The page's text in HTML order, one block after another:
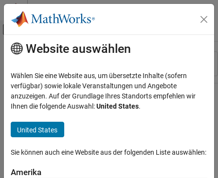
Weiter zum Inhalt
Umschaltung für Off-Canvas-
Ressource
Hauptinhalt
Website auswählen
Wählen Sie eine Website aus, um übersetzte Inhalte (sofern
verfügbar) sowie lokale Veranstaltungen und Angebote
anzuzeigen. Auf der Grundlage Ihres Standorts empfehlen wir
Ihnen die folgende Auswahl:United States.
United States
Sie können auch eine Website aus der folgenden Liste auswählen:
Amerika